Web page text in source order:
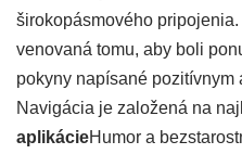
širokopásmového
venovaná tomu, aby boli
pokyny napísané pozitívnym
Navigácia je založená na
aplikácieHumor a